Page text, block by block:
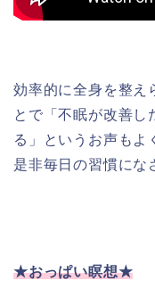
効率的に全身を整え
とで「不眠が改善し
る」というお声も
是非毎日の習慣にな
★おっぱい瞑想★